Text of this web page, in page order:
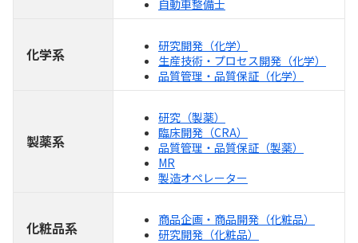
自動車整備士
化学系
研究開発（化学）
生産技術・プロセス開発（化学）
品質管理・品質保証（化学）
製薬系
研究（製薬）
臨床開発（CRA）
品質管理・品質保証（製薬）
MR
製造オペレーター
化粧品系
商品企画・商品開発（化粧品）
研究開発（化粧品）